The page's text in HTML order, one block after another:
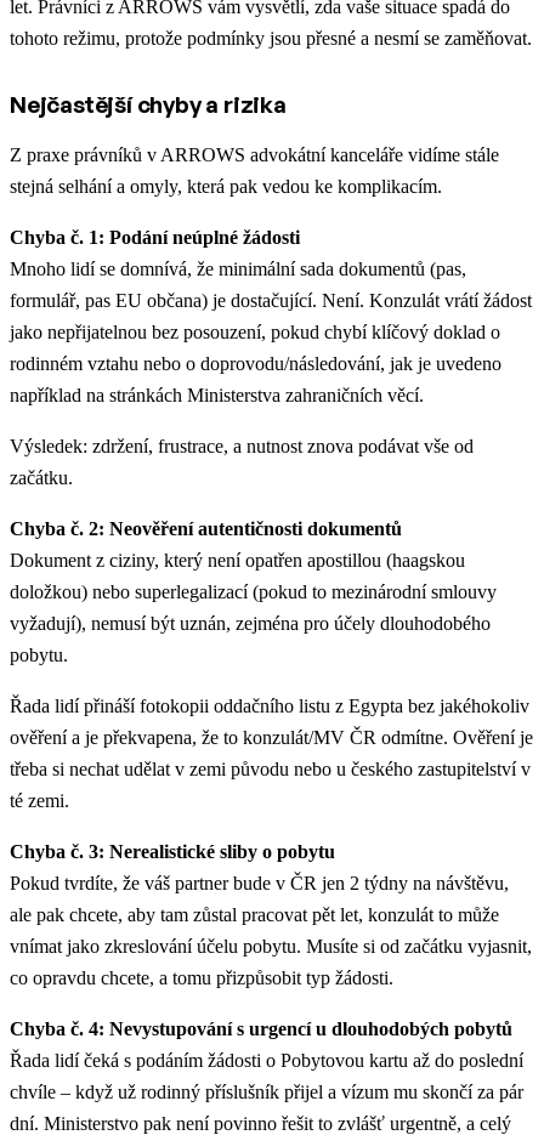
let. Právníci z ARROWS vám vysvětlí, zda vaše situace spadá do
tohoto režimu, protože podmínky jsou přesné a nesmí se zaměňovat.
Nejčastější chyby a rizika
Z praxe právníků v ARROWS advokátní kanceláře vidíme stále
stejná selhání a omyly, která pak vedou ke komplikacím.
Chyba č. 1: Podání neúplné žádosti
Mnoho lidí se domnívá, že minimální sada dokumentů (pas,
formulář, pas EU občana) je dostačující. Není. Konzulát vrátí žádost
jako nepřijatelnou bez posouzení, pokud chybí klíčový doklad o
rodinném vztahu nebo o doprovodu/následování, jak je uvedeno
například na stránkách Ministerstva zahraničních věcí.
Výsledek: zdržení, frustrace, a nutnost znova podávat vše od
začátku.
Chyba č. 2: Neověření autentičnosti dokumentů
Dokument z ciziny, který není opatřen apostillou (haagskou
doložkou) nebo superlegalizací (pokud to mezinárodní smlouvy
vyžadují), nemusí být uznán, zejména pro účely dlouhodobého
pobytu.
Řada lidí přináší fotokopii oddačního listu z Egypta bez jakéhokoliv
ověření a je překvapena, že to konzulát/MV ČR odmítne. Ověření je
třeba si nechat udělat v zemi původu nebo u českého zastupitelství v
té zemi.
Chyba č. 3: Nerealistické sliby o pobytu
Pokud tvrdíte, že váš partner bude v ČR jen 2 týdny na návštěvu,
ale pak chcete, aby tam zůstal pracovat pět let, konzulát to může
vnímat jako zkreslování účelu pobytu. Musíte si od začátku vyjasnit,
co opravdu chcete, a tomu přizpůsobit typ žádosti.
Chyba č. 4: Nevystupování s urgencí u dlouhodobých pobytů
Řada lidí čeká s podáním žádosti o Pobytovou kartu až do poslední
chvíle – když už rodinný příslušník přijel a vízum mu skončí za pár
dní. Ministerstvo pak není povinno řešit to zvlášť urgentně, a celý